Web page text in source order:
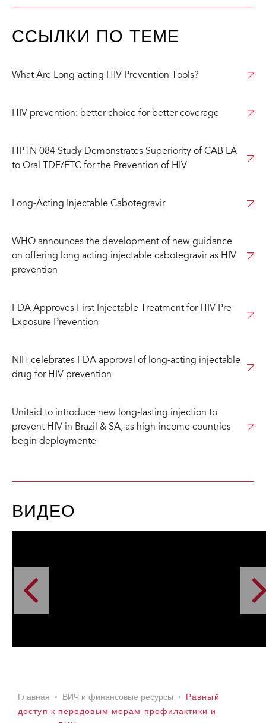
ССЫЛКИ ПО ТЕМЕ
What Are Long-acting HIV Prevention Tools?
HIV prevention: better choice for better coverage
HPTN 084 Study Demonstrates Superiority of CAB LA
to Oral TDF/FTC for the Prevention of HIV
Long-Acting Injectable Cabotegravir
WHO announces the development of new guidance
on offering long acting injectable cabotegravir as HIV
prevention
FDA Approves First Injectable Treatment for HIV Pre-
Exposure Prevention
NIH celebrates FDA approval of long-acting injectable
drug for HIV prevention
Unitaid to introduce new long-lasting injection to
prevent HIV in Brazil & SA, as high-income countries
begin deploymente
ВИДЕО
Главная ВИЧ и финансовые ресурсы
Равный
доступ к передовым мерам профилактики и